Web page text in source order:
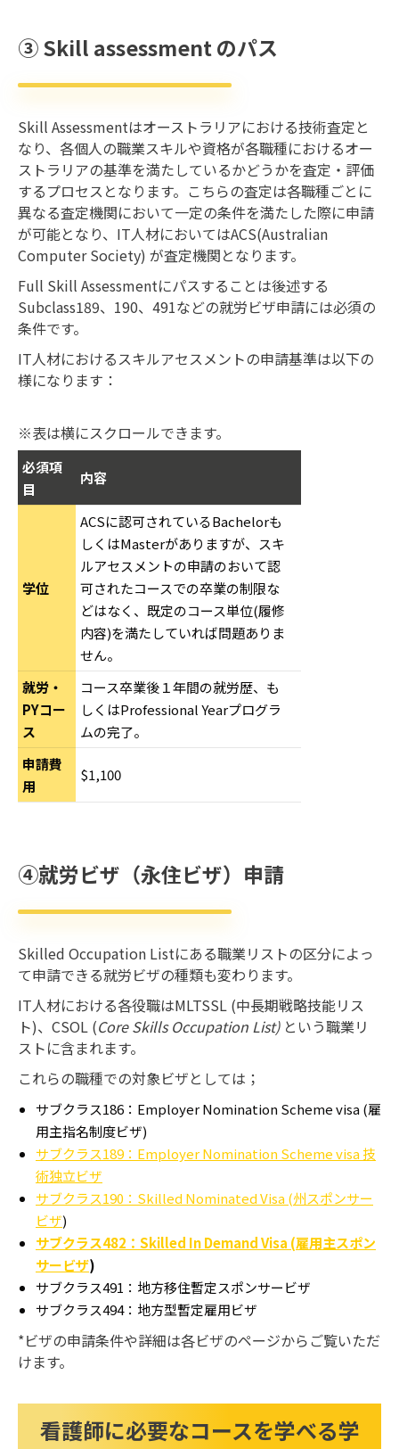
③ Skill assessment のパス
Skill Assessmentはオーストラリアにおける技術査定と
なり、各個人の職業スキルや資格が各職種におけるオー
ストラリアの基準を満たしているかどうかを査定・評価
するプロセスとなります。こちらの査定は各職種ごとに
異なる査定機関において一定の条件を満たした際に申請
が可能となり、IT人材においてはACS(Australian
Computer Society) が査定機関となります。
Full Skill Assessmentにパスすることは後述する
Subclass189、190、491などの就労ビザ申請には必須の
条件です。
IT人材におけるスキルアセスメントの申請基準は以下の
様になります：
※表は横にスクロールできます。
必須項
目
内容
学位
ACSに認可されているBachelorも
しくはMasterがありますが、スキ
ルアセスメントの申請のおいて認
可されたコースでの卒業の制限な
どはなく、既定のコース単位(履修
内容)を満たしていれば問題ありま
せん。
就労・
PYコー
ス
コース卒業後１年間の就労歴、も
しくはProfessional Yearプログラ
ムの完了。
申請費
用
$1,100
④就労ビザ（永住ビザ）申請
Skilled Occupation Listにある職業リストの区分によっ
て申請できる就労ビザの種類も変わります。
IT人材における各役職はMLTSSL (中長期戦略技能リス
ト)、CSOL (Core Skills Occupation List) という職業リ
ストに含まれます。
これらの職種での対象ビザとしては；
サブクラス186：Employer Nomination Scheme visa (雇
用主指名制度ビザ)
サブクラス189：Employer Nomination Scheme visa技
術独立ビザ
サブクラス190： Skilled Nominated Visa (州スポンサー
ビザ)
サブクラス482： Skilled In Demand Visa (雇用主スポン
サービザ)
サブクラス491：地方移住暫定スポンサービザ
サブクラス494：地方型暫定雇用ビザ
*ビザの申請条件や詳細は各ビザのページからご覧いただ
けます。
看護師に必要なコースを学べる学